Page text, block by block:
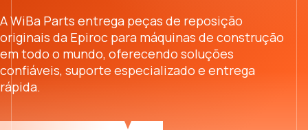
A WiBa Parts entrega peças de reposição
originais da Epiroc para máquinas de construção
em todo o mundo, oferecendo soluções
confiáveis, suporte especializado e entrega
rápida.